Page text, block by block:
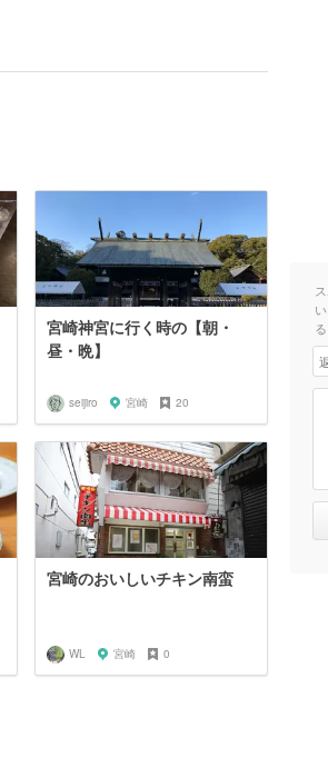
宮崎神宮に行く時の【朝・
昼・晩】
seijiro 宮崎 20
宮崎のおいしいチキン南蛮
WL 宮崎 0